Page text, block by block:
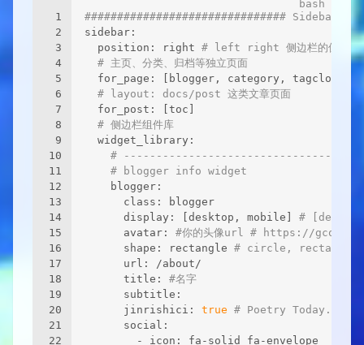
1
2
3
4
5
6
7
8
9
10
11
12
13
14
15
16
17
18
19
20
21
22
############################### Sidebar
sidebar:
  position: right
# left right 侧边栏的位置
# 主页、分类、归档等独立页面
for_page: [blogger, category, tagcloud,
# layout: docs/post 这类文章页面
  for_post: [toc]
# 侧边栏组件库
  widget_library:
#
# blogger info widget
    blogger:
      class: blogger
      display: [desktop, mobile]
#
      avatar:
#你的头像url # https://
      shape: rectangle
# circle, rectangle
      url: /about/
      title:
#名字
      subtitle:
      jinrishici:
true # Poetry Today.
      social:
        - icon: fa-solid fa-envelope